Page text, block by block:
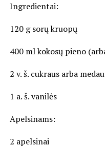
Ingredientai:
120 g sorų kruopų
400 ml kokosų pieno
2 v. š. cukraus arba
1 a. š. vanilės
Apelsinams:
2 apelsinai